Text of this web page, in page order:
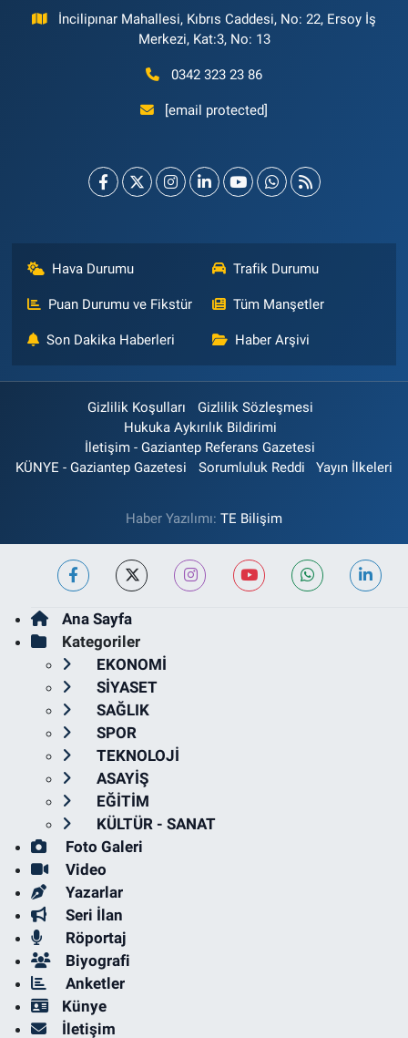
İncilipınar Mahallesi, Kıbrıs Caddesi, No: 22, Ersoy İş
Merkezi, Kat:3, No: 13
0342 323 23 86
[email protected]
Hava Durumu Trafik Durumu
Puan Durumu ve Fikstür Tüm Manşetler
Son Dakika Haberleri Haber Arşivi
Gizlilik Koşulları
Gizlilik Sözleşmesi
Hukuka Aykırılık Bildirimi
İletişim - Gaziantep Referans Gazetesi
KÜNYE - Gaziantep Gazetesi
Sorumluluk Reddi Yayın İlkeleri
Haber Yazılımı: TE Bilişim
Ana Sayfa
Kategoriler
EKONOMİ
SİYASET
SAĞLIK
SPOR
TEKNOLOJİ
ASAYİŞ
EĞİTİM
KÜLTÜR - SANAT
Foto Galeri
Video
Yazarlar
Seri İlan
Röportaj
Biyografi
Anketler
Künye
İletişim